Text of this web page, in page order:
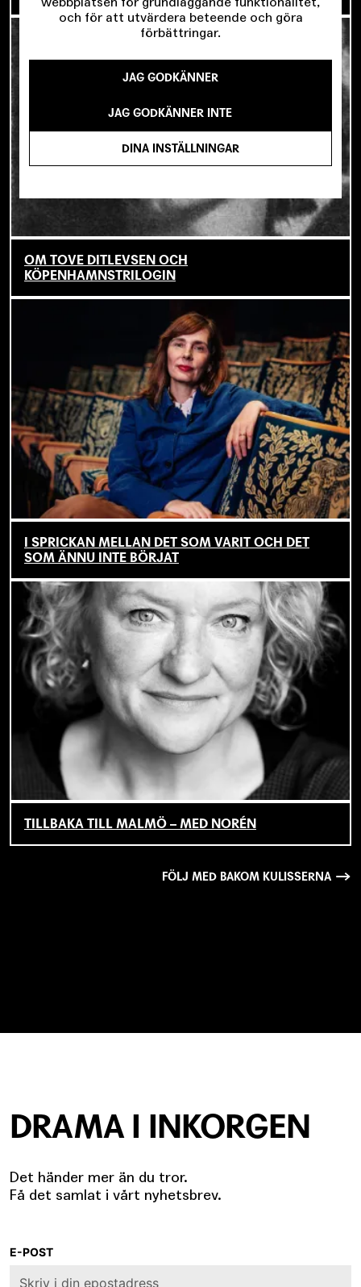
OM TOVE DITLEVSEN OCH
KÖPENHAMNSTRILOGIN
I SPRICKAN MELLAN DET SOM VARIT OCH DET
SOM ÄNNU INTE BÖRJAT
TILLBAKA TILL MALMÖ – MED NORÉN
FÖLJ MED BAKOM KULISSERNA
DRAMA I INKORGEN
Det händer mer än du tror.
Få det samlat i vårt nyhetsbrev.
E-POST
och för att utvärdera beteende och göra
förbättringar.
JAG GODKÄNNER
JAG GODKÄNNER INTE
DINA INSTÄLLNINGAR